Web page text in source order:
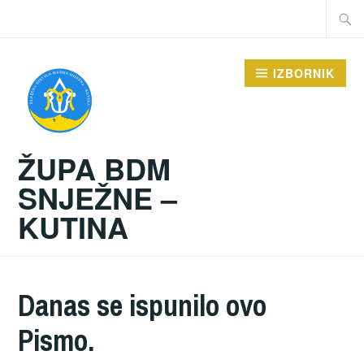
Traži:
ŽUPA BDM
SNJEŽNE –
KUTINA
IZBORNIK
Danas se ispunilo ovo
Pismo.